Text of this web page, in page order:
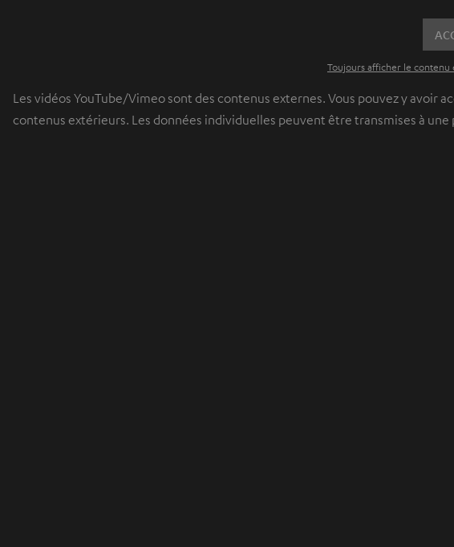
Toujours afficher le contenu
Les vidéos YouTube/Vimeo sont des contenus externes. Vous pouvez y avoir
contenus extérieurs. Les données individuelles peuvent être transmises à